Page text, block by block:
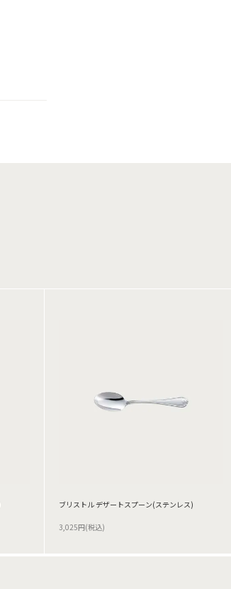
ブリストル デザートスプーン(ステンレス)
3,025円(税込)